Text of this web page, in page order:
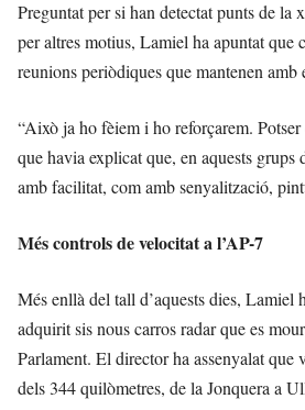
Preguntat per si han detectat punts de la
per altres motius, Lamiel ha apuntat que
reunions periòdiques que mantenen amb
“Això ja ho fèiem i ho reforçarem.
que havia explicat que, en aquests
amb facilitat, com amb senyalització,
Més controls de velocitat a l’AP-7
Més enllà del tall d’aquests dies, Lamiel
adquirit sis nous carros radar que es
Parlament. El director ha assenyalat
dels 344 quilòmetres, de la Jonquera a